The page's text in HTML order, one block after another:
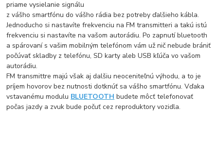
priame vysielanie signálu
z vášho smartfónu do vášho rádia bez potreby ďalšieho kábla.
Jednoducho si nastavíte frekvenciu na FM transmitteri a takú istú
frekvenciu si nastavíte na vašom autorádiu. Po zapnutí bluetooth
a spárovaní s vašim mobilným telefónom vám už nič nebude brániť
počúvať skladby z telefónu, SD karty aleb USB kľúča vo vašom
autorádiu.
FM transmittre majú však aj dalšiu neoceniteľnú výhodu, a to je
príjem hovorov bez nutnosti dotknúť sa vášho smartfónu. Vďaka
vstavanému modulu BLUETOOTH budete môcť telefonovať
počas jazdy a zvuk bude počuť cez reproduktory vozidla.